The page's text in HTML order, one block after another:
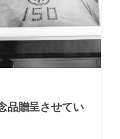
品贈呈させてい